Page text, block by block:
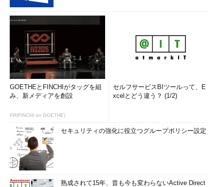
以下のスリープ状態はこのシステムでは利用できません:
システム ファームウェアはこのスタンバイ状態をサポ
ートしていません。
…（以下省略）…
利用できないシステムの場合は次のように表示される。
※高速スタートアップが利用できないシステムの場合
C:\>powercfg -a
以下のスリープ状態がこのシステムで利用可能です:
スタンバイ (S1)
…ここに「高速スタートアップ」という項目が表示されない
GOETHEとFINCHIがタッグを組
み、新メディアを創設
PR(FINCHI on GOETHE)
セルフサービスBIツールって、E
xcelとどう違う？ (1/2)
セキュリティの強化に役立つグループポリシー設定
熟成されて15年、昔も今も変わらないActive Direct